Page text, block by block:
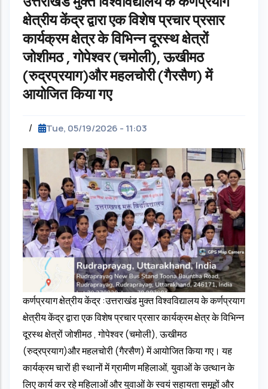
क्षेत्रीय केंद्र द्वारा एक विशेष प्रचार प्रसार
कार्यक्रम क्षेत्र के विभिन्न दूरस्थ क्षेत्रों
जोशीमठ , गोपेश्वर (चमोली), ऊखीमठ
(रुद्रप्रयाग)और महलचोरी (गैरसैण) में
आयोजित किया गए
/ Tue, 05/19/2026 - 11:03
कर्णप्रयाग क्षेत्रीय केंद्र :उत्तराखंड मुक्त विश्वविद्यालय के कर्णप्रयाग
क्षेत्रीय केंद्र द्वारा एक विशेष प्रचार प्रसार कार्यक्रम क्षेत्र के विभिन्न
दूरस्थ क्षेत्रों जोशीमठ , गोपेश्वर (चमोली), ऊखीमठ
(रुद्रप्रयाग)और महलचोरी (गैरसैण) में आयोजित किया गए। यह
कार्यक्रम चारों ही स्थानों में ग्रामीण महिलाओं, युवाओं के उत्थान के
लिए कार्य कर रहे महिलाओं और युवाओं के स्वयं सहायता समूहों और